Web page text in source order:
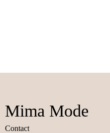
Mima Mode
Contact